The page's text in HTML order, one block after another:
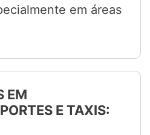
em áreas
EM
E TAXIS: